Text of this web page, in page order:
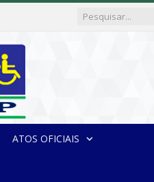
ATOS OFICIAIS